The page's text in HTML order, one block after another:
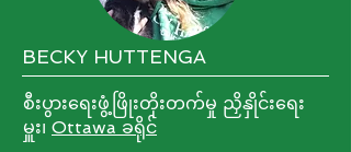
BECKY HUTTENGA
စီးပွားရေးဖွံ့ဖြိုးတိုးတက်မှု ညှိနှိုင်းရေး
မှူး၊ Ottawa ခရိုင်